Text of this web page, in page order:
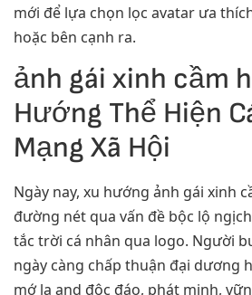
mới để lựa chọn lọc avatar ưa
hoặc bên cạnh ra.
ảnh gái xinh cầm
Hướng Thể Hiện
Mạng Xã Hội
Ngày nay, xu hướng ảnh gái xinh
đường nét qua vấn đề bộc lộ
tắc trời cá nhân qua logo. Người
ngày càng chấp thuận đại dương
mớ lạ and độc đáo, phát minh,